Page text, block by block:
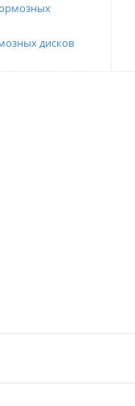
дисков